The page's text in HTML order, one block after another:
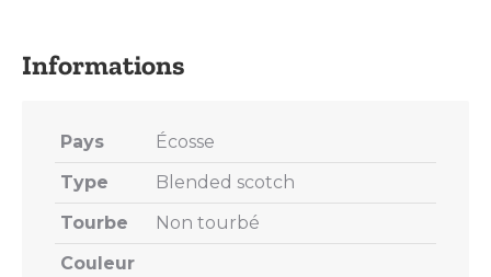
Pays
Écosse
Type
Blended scotch
Tourbe
Non tourbé
Couleur